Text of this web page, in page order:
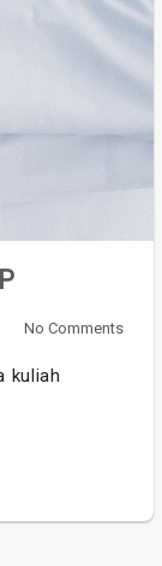
No Comments
kuliah